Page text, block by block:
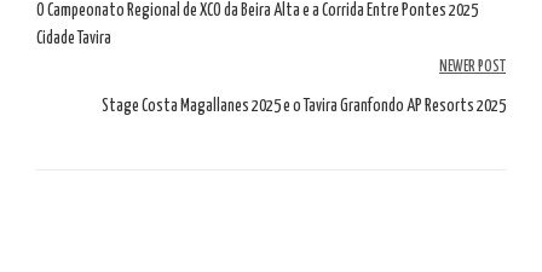
O Campeonato Regional de XCO da Beira Alta e a Corrida Entre Pontes 2025
Cidade Tavira
NEWER POST
Stage Costa Magallanes 2025 e o Tavira Granfondo AP Resorts 2025